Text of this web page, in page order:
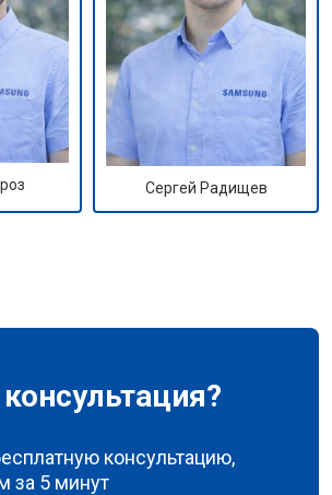
Сергей Радищев
консультацию,
за 5 минут